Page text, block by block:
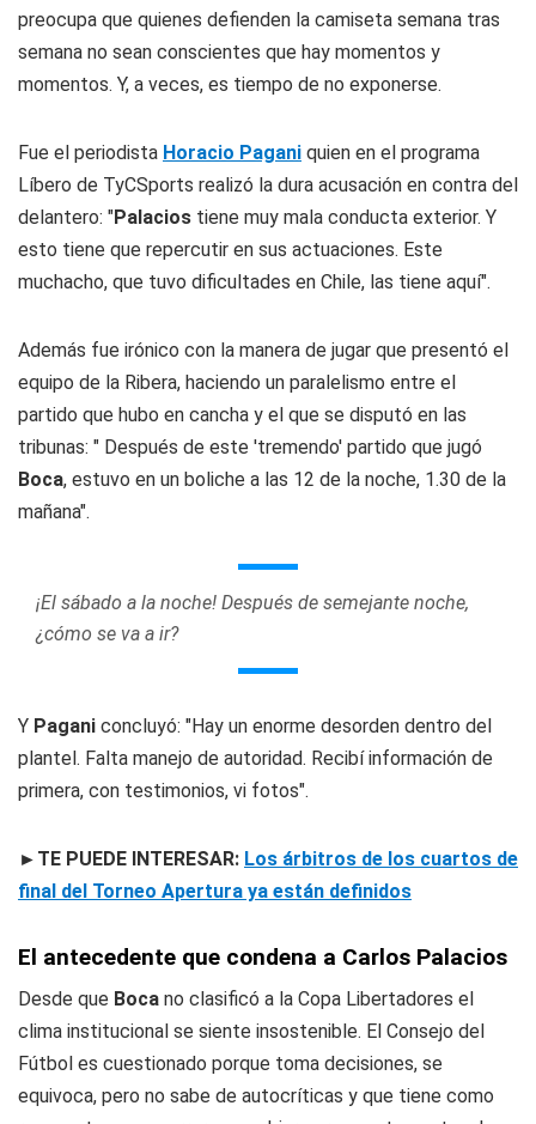
preocupa que quienes defienden la camiseta semana tras
semana no sean conscientes que hay momentos y
momentos. Y, a veces, es tiempo de no exponerse.
Fue el periodista Horacio Pagani quien en el programa
Líbero de TyCSports realizó la dura acusación en contra del
delantero: "Palacios tiene muy mala conducta exterior. Y
esto tiene que repercutir en sus actuaciones. Este
muchacho, que tuvo dificultades en Chile, las tiene aquí".
Además fue irónico con la manera de jugar que presentó el
equipo de la Ribera, haciendo un paralelismo entre el
partido que hubo en cancha y el que se disputó en las
tribunas: " Después de este 'tremendo' partido que jugó
Boca, estuvo en un boliche a las 12 de la noche, 1.30 de la
mañana".
¡El sábado a la noche! Después de semejante noche,
¿cómo se va a ir?
Y Pagani concluyó: "Hay un enorme desorden dentro del
plantel. Falta manejo de autoridad. Recibí información de
primera, con testimonios, vi fotos".
►TE PUEDE INTERESAR: Los árbitros de los cuartos de
final del Torneo Apertura ya están definidos
El antecedente que condena a Carlos Palacios
Desde que Boca no clasificó a la Copa Libertadores el
clima institucional se siente insostenible. El Consejo del
Fútbol es cuestionado porque toma decisiones, se
equivoca, pero no sabe de autocríticas y que tiene como